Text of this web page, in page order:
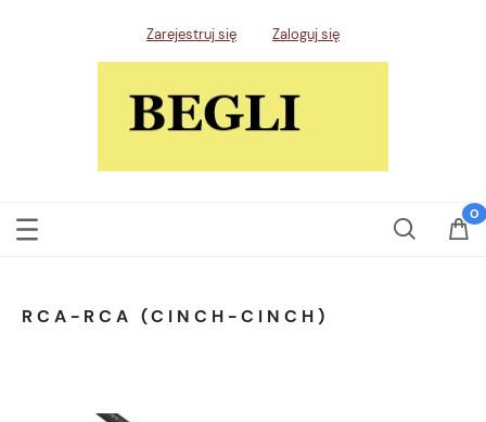
Zarejestruj się Zaloguj się
RCA-RCA (CINCH-CINCH)